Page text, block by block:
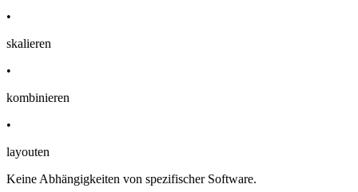
•
skalieren
•
kombinieren
•
layouten
Keine Abhängigkeiten von spezifischer Software.